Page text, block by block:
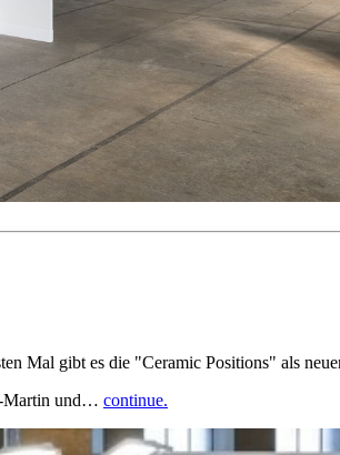
Mal gibt es die "Ceramic Positions" als
Martin und… continue.